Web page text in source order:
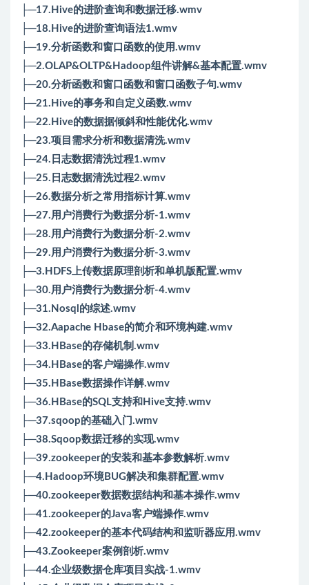
├─17.Hive的进阶查询和数据迁移.wmv
├─18.Hive的进阶查询语法1.wmv
├─19.分析函数和窗口函数的使用.wmv
├─2.OLAP&OLTP&Hadoop组件讲解&基本配置.wmv
├─20.分析函数和窗口函数和窗口函数子句.wmv
├─21.Hive的事务和自定义函数.wmv
├─22.Hive的数据据倾斜和性能优化.wmv
├─23.项目需求分析和数据清洗.wmv
├─24.日志数据清洗过程1.wmv
├─25.日志数据清洗过程2.wmv
├─26.数据分析之常用指标计算.wmv
├─27.用户消费行为数据分析-1.wmv
├─28.用户消费行为数据分析-2.wmv
├─29.用户消费行为数据分析-3.wmv
├─3.HDFS上传数据原理剖析和单机版配置.wmv
├─30.用户消费行为数据分析-4.wmv
├─31.Nosql的综述.wmv
├─32.Aapache Hbase的简介和环境构建.wmv
├─33.HBase的存储机制.wmv
├─34.HBase的客户端操作.wmv
├─35.HBase数据操作详解.wmv
├─36.HBase的SQL支持和Hive支持.wmv
├─37.sqoop的基础入门.wmv
├─38.Sqoop数据迁移的实现.wmv
├─39.zookeeper的安装和基本参数解析.wmv
├─4.Hadoop环境BUG解决和集群配置.wmv
├─40.zookeeper数据数据结构和基本操作.wmv
├─41.zookeeper的Java客户端操作.wmv
├─42.zookeeper的基本代码结构和监听器应用.wmv
├─43.Zookeeper案例剖析.wmv
├─44.企业级数据仓库项目实战-1.wmv